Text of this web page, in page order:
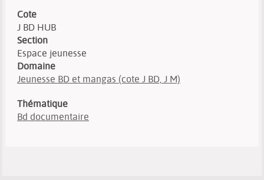
Cote
J BD HUB
Section
Espace jeunesse
Domaine
Jeunesse BD et mangas (cote J BD, J M)
Thématique
Bd documentaire